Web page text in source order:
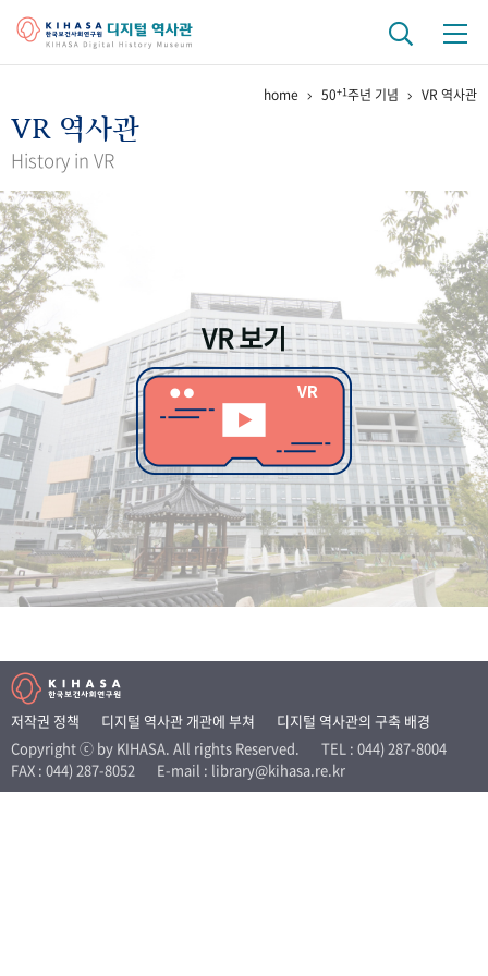
걸어온 길 기관 변천사
연구 역사
정책과 연구
간행물 변천사
기록물 아카이브
사진 아카이브 문서 기록물 행정박물 영상 기록물
50 주년 기념
성과 50선 숫자로 보는 50년 50 +1주년 광장
세계와 함께 한 KIHASA
VR 역사관
home 50+1주년 기념 VR 역사관
VR 역사관
History in VR
VR 보기
저작권 정책 디지털 역사관 개관에 부쳐
디지털 역사관의 구축 배경
Copyright ⓒ by KIHASA. All rights Reserved.
TEL : 044) 287-8004
FAX : 044) 287-8052
E-mail : library@kihasa.re.kr